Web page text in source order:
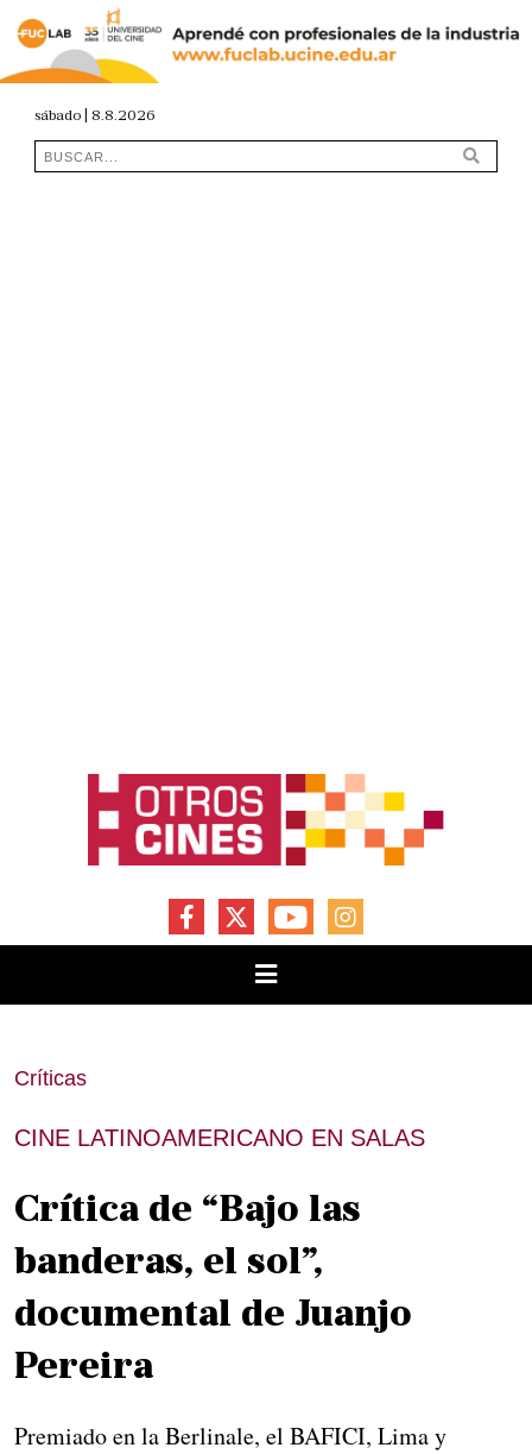
sábado | 8.8.2026
FACEBOOKYOUTUBEINSTAGRAM
Críticas
CINE LATINOAMERICANO EN SALAS
Crítica de “Bajo las
banderas, el sol”,
documental de Juanjo
Pereira
Premiado en la Berlinale, el BAFICI, Lima y